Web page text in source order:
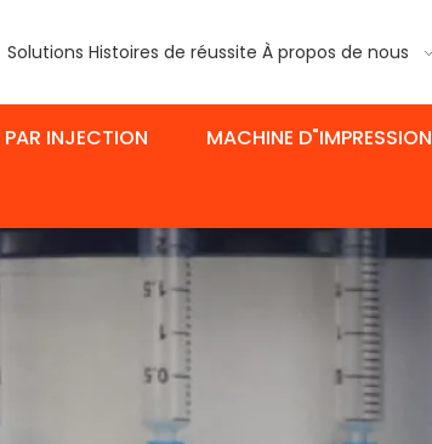
Solutions Histoires de réussite À propos de nous
INJECTION MACHINE D"IMPRESSION